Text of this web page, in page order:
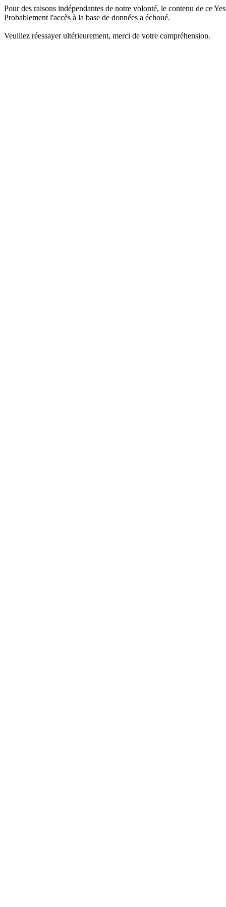
Pour des raisons indépendantes de notre volonté, le contenu de ce
Probablement l'accès à la base de données a échoué.
Veuillez réessayer ultérieurement, merci de votre compréhension.